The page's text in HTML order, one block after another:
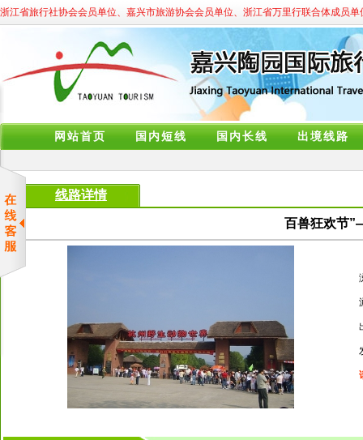
浙江省旅行社协会会员单位、嘉兴市旅游协会会员单位、浙江省万里行联合体成员
网站首页 国内短线 国内长线 出境线路
线路详情
百兽狂欢节